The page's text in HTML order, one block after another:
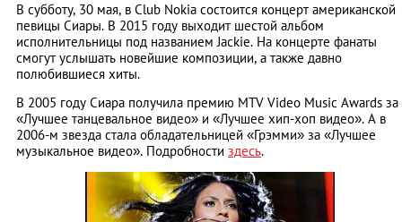
В субботу, 30 мая, в Club Nokiа состоится концерт американской
певицы Сиары. В 2015 году выходит шестой альбом
исполнительницы под названием Jackie. На концерте фанаты
смогут услышать новейшие композиции, а также давно
полюбившиеся хиты.
В 2005 году Сиара получила премию MTV Video Music Awards за
«Лучшее танцевальное видео» и «Лучшее хип-хоп видео». А в
2006-м звезда стала обладательницей «Грэмми» за «Лучшее
музыкальное видео». Подробности здесь.